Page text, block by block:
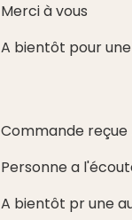
Merci à vous
A bientôt pour
Commande reçue
Personne a
A bientôt pr une